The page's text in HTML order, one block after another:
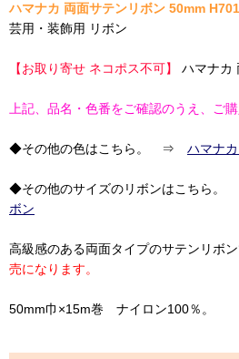
ハマナカ 両面サテンリボン 50mm
芸用・装飾用 リボン
【お取り寄せ ネコポス不可】 ハマナカ
上記、品名・色番をご確認のうえ、ご購
◆その他の色はこちら。 ⇒ ハマナ
◆その他のサイズのリボンはこちら
ボン
高級感のある両面タイプのサテンリボン
売になります。
50mm巾×15m巻 ナイロン100％。